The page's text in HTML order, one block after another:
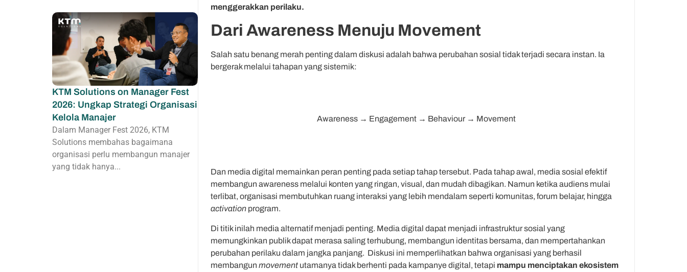
KTM Solutions on Manager Fest
2026: Ungkap Strategi Organisasi
Kelola Manajer
Dalam Manager Fest 2026, KTM
Solutions membahas bagaimana
organisasi perlu membangun manajer
yang tidak hanya...
menggerakkan perilaku.
Dari Awareness Menuju Movement
Salah satu benang merah penting dalam diskusi adalah bahwa perubahan sosial tidak terjadi secara instan. Ia
bergerak melalui tahapan yang sistemik:
Awareness → Engagement → Behaviour → Movement
Dan media digital memainkan peran penting pada setiap tahap tersebut. Pada tahap awal, media sosial efektif
membangun awareness melalui konten yang ringan, visual, dan mudah dibagikan. Namun ketika audiens mulai
terlibat, organisasi membutuhkan ruang interaksi yang lebih mendalam seperti komunitas, forum belajar, hingga
activation program.
Di titik inilah media alternatif menjadi penting. Media digital dapat menjadi infrastruktur sosial yang
memungkinkan publik dapat merasa saling terhubung, membangun identitas bersama, dan mempertahankan
perubahan perilaku dalam jangka panjang. Diskusi ini memperlihatkan bahwa organisasi yang berhasil
membangun movement utamanya tidak berhenti pada kampanye digital, tetapi mampu menciptakan ekosistem